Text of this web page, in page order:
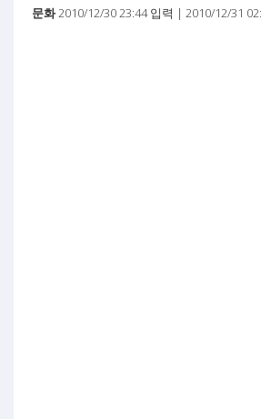
문화2010/12/30 23:44 입력 | 2010/12/31